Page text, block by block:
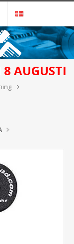
8 AUGUSTI